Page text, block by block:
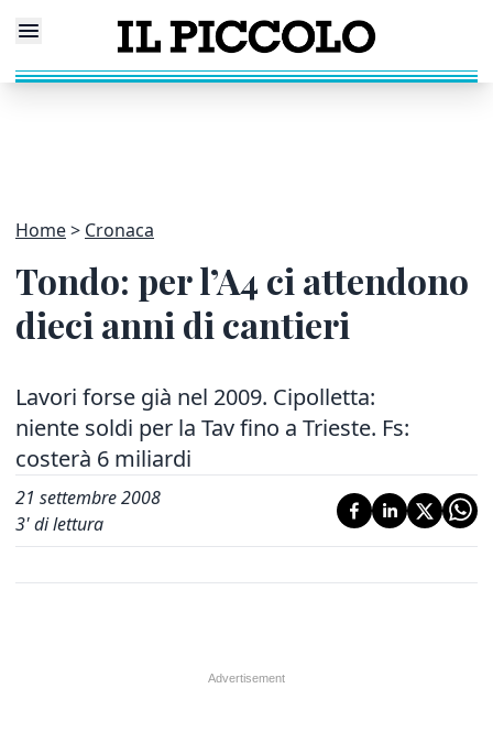
Home Cronaca
Tondo: per l’A4 ci attendono
dieci anni di cantieri
Lavori forse già nel 2009. Cipolletta:
niente soldi per la Tav fino a Trieste. Fs:
costerà 6 miliardi
21 settembre 2008
3' di lettura